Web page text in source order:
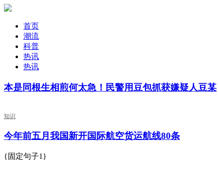
首页
潮流
科普
热讯
热讯
本是同根生相煎何太急！民警用豆包抓获嫌疑人豆某
知识
今年前五月我国新开国际航空货运航线80条
{固定句子1}